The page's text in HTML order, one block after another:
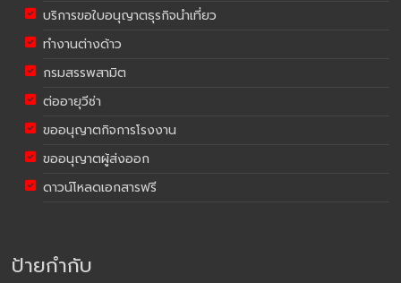
บริการขอใบอนุญาตธุรกิจนำเที่ยว
ทำงานต่างด้าว
กรมสรรพสามิต
ต่ออายุวีซ่า
ขออนุญาตกิจการโรงงาน
ขออนุญาตผู้ส่งออก
ดาวน์โหลดเอกสารฟรี
ป้ายกำกับ